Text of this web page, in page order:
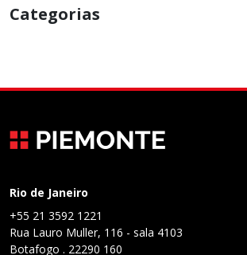
Categorias
Rio de Janeiro
+55 21 3592 1221
Rua Lauro Muller, 116 - sala 4103
Botafogo . 22290 160